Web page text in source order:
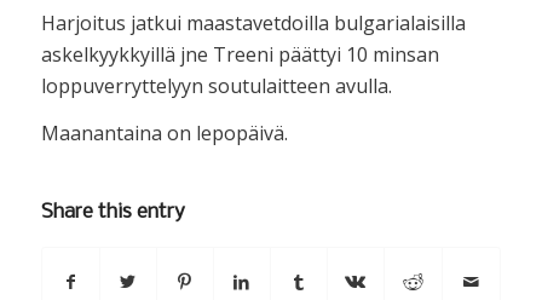
Harjoitus jatkui maastavetdoilla bulgarialaisilla
askelkyykkyillä jne Treeni päättyi 10 minsan
loppuverryttelyyn soutulaitteen avulla.
Maanantaina on lepopäivä.
Share this entry